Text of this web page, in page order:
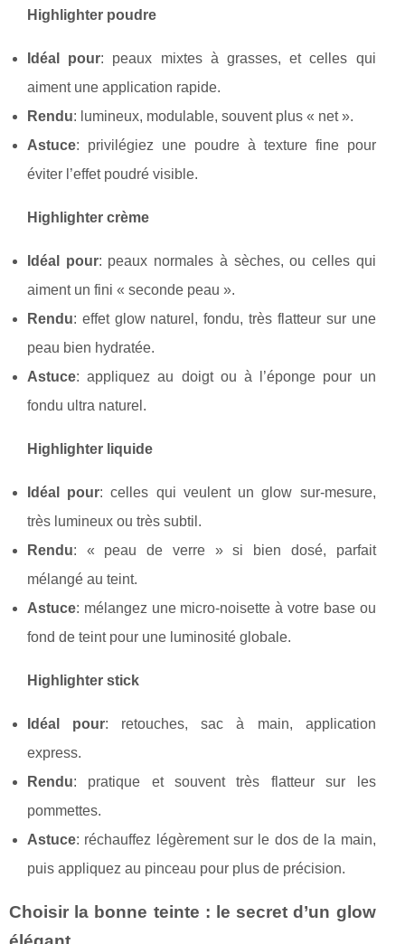
Highlighter poudre
Idéal pour: peaux mixtes à grasses, et celles qui
aiment une application rapide.
Rendu: lumineux, modulable, souvent plus « net ».
Astuce: privilégiez une poudre à texture fine pour
éviter l’effet poudré visible.
Highlighter crème
Idéal pour: peaux normales à sèches, ou celles qui
aiment un fini « seconde peau ».
Rendu: effet glow naturel, fondu, très flatteur sur une
peau bien hydratée.
Astuce: appliquez au doigt ou à l’éponge pour un
fondu ultra naturel.
Highlighter liquide
Idéal pour: celles qui veulent un glow sur-mesure,
très lumineux ou très subtil.
Rendu: « peau de verre » si bien dosé, parfait
mélangé au teint.
Astuce: mélangez une micro-noisette à votre base ou
fond de teint pour une luminosité globale.
Highlighter stick
Idéal pour: retouches, sac à main, application
express.
Rendu: pratique et souvent très flatteur sur les
pommettes.
Astuce: réchauffez légèrement sur le dos de la main,
puis appliquez au pinceau pour plus de précision.
Choisir la bonne teinte : le secret d’un glow